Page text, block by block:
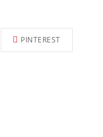
PINTEREST